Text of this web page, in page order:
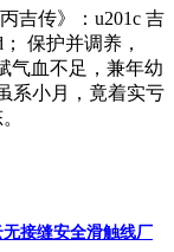
吉传》：u201c 吉
保护并调养，
气血不足，兼年幼
系小月，竟着实亏
接缝安全滑触线厂